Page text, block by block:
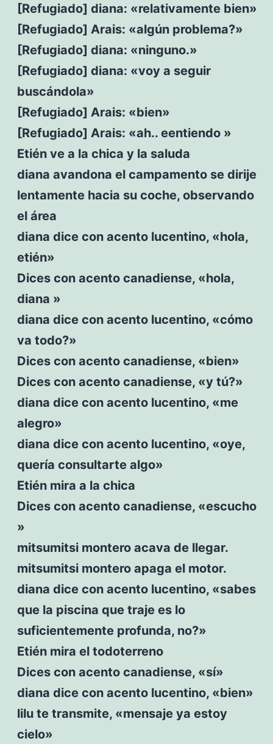
[Refugiado] diana: «relativamente bien»
[Refugiado] Arais: «algún problema?»
[Refugiado] diana: «ninguno.»
[Refugiado] diana: «voy a seguir
buscándola»
[Refugiado] Arais: «bien»
[Refugiado] Arais: «ah.. eentiendo »
Etién ve a la chica y la saluda
diana avandona el campamento se dirije
lentamente hacia su coche, observando
el área
diana dice con acento lucentino, «hola,
etién»
Dices con acento canadiense, «hola,
diana »
diana dice con acento lucentino, «cómo
va todo?»
Dices con acento canadiense, «bien»
Dices con acento canadiense, «y tú?»
diana dice con acento lucentino, «me
alegro»
diana dice con acento lucentino, «oye,
quería consultarte algo»
Etién mira a la chica
Dices con acento canadiense, «escucho
»
mitsumitsi montero acava de llegar.
mitsumitsi montero apaga el motor.
diana dice con acento lucentino, «sabes
que la piscina que traje es lo
suficientemente profunda, no?»
Etién mira el todoterreno
Dices con acento canadiense, «sí»
diana dice con acento lucentino, «bien»
lilu te transmite, «mensaje ya estoy
cielo»